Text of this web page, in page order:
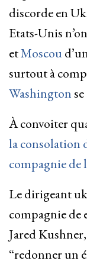
discorde en
Etats-Unis
etMoscou
surtout à
Washington
À convoiter
la consolation
compagnie de
Le dirigeant
compagnie de
Jared
“redonner un